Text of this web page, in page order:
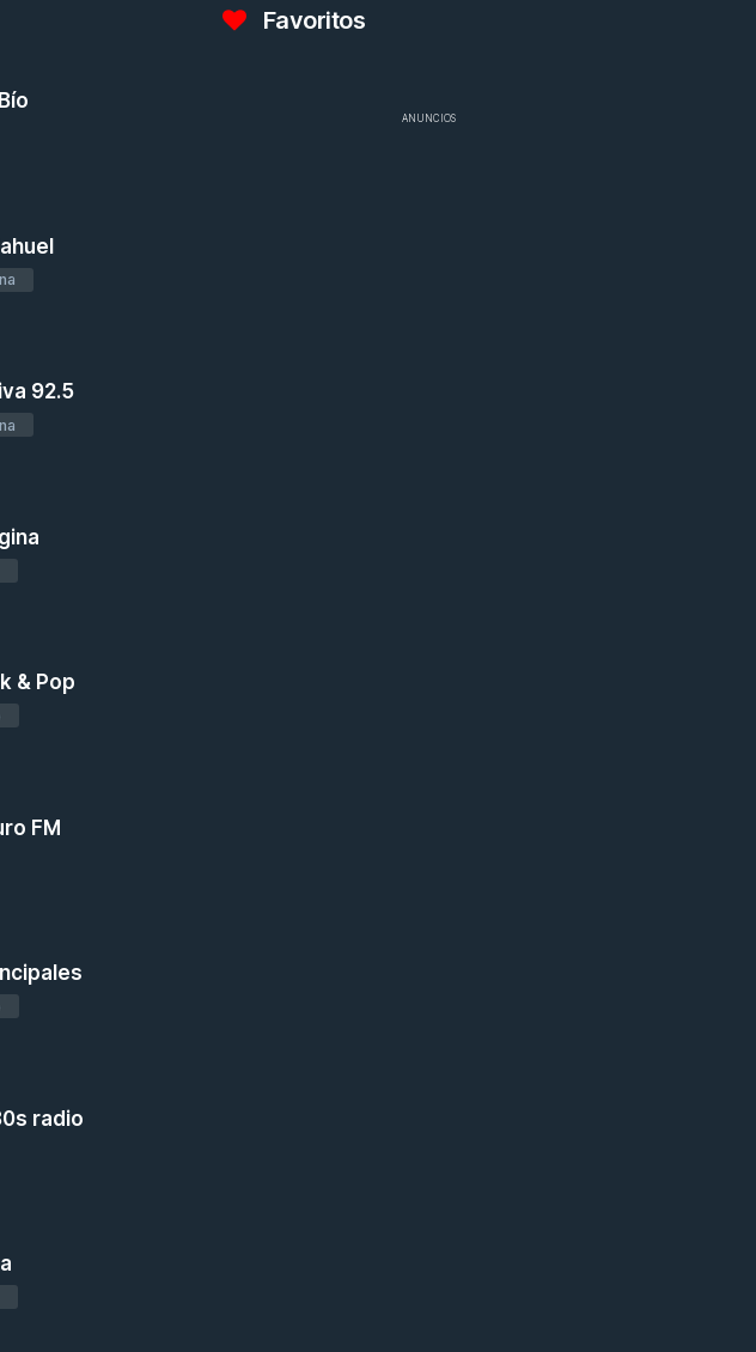
92.5
& Pop
FM
radio
Favoritos
ANUNCIOS